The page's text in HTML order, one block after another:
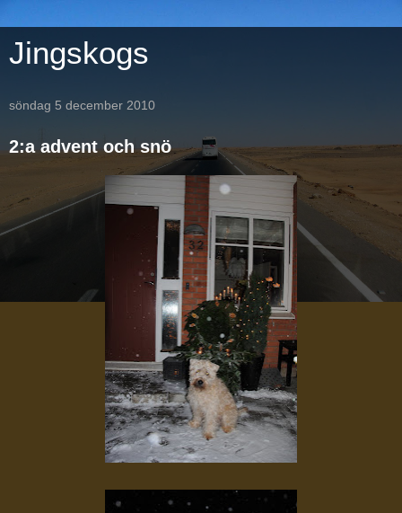
Jingskogs
söndag 5 december 2010
2:a advent och snö